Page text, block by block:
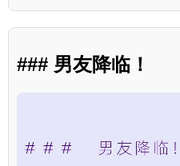
### 男友降临！